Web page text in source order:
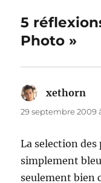
5
Photo »
xethorn
29 septembre 2009
La selection
simplement
seulement bien